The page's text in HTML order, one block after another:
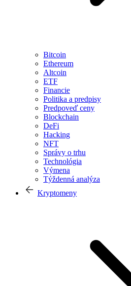
Bitcoin
Ethereum
Altcoin
ETF
Financie
Politika a predpisy
Predpoveď ceny
Blockchain
DeFi
Hacking
NFT
Správy o trhu
Technológia
Výmena
Týždenná analýza
Kryptomeny